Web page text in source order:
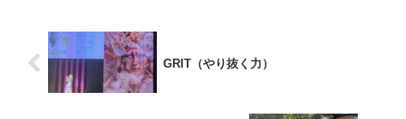
GRIT（やり抜く力）